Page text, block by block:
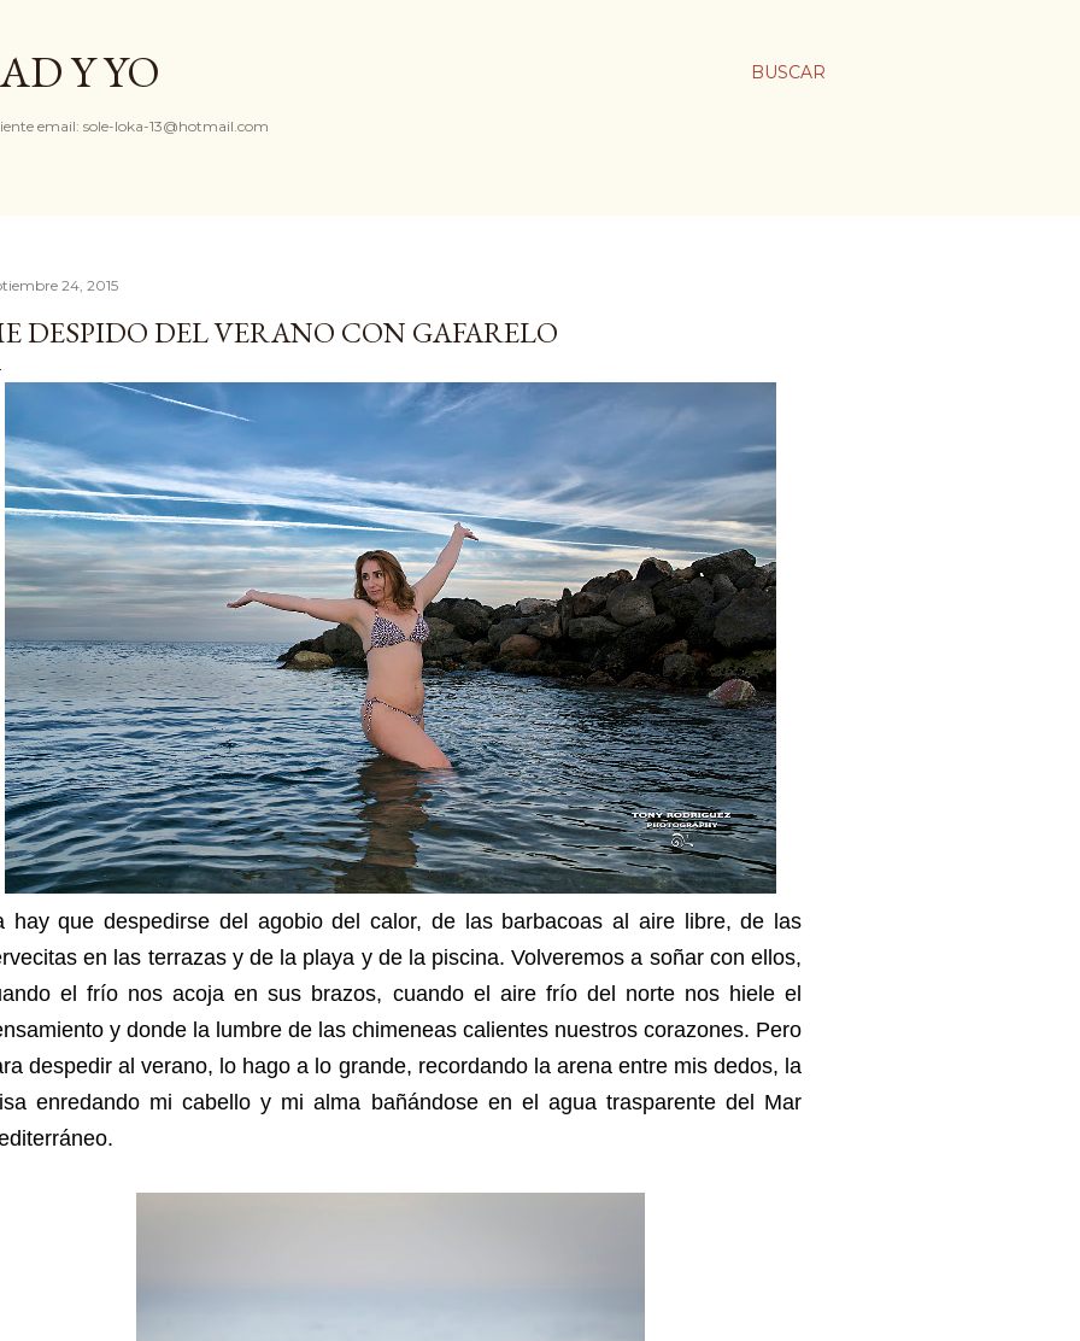
BUSCAR
Y YO
email: sole-loka-13@hotmail.com
24, 2015
DESPIDO DEL VERANO CON GAFARELO
hay que despedirse del agobio del calor, de las barbacoas al aire libre, de las
en las terrazas y de la playa y de la piscina. Volveremos a soñar con ellos,
el frío nos acoja en sus brazos, cuando el aire frío del norte nos hiele el
y donde la lumbre de las chimeneas calientes nuestros corazones. Pero
despedir al verano, lo hago a lo grande, recordando la arena entre mis dedos, la
enredando mi cabello y mi alma bañándose en el agua trasparente del Mar